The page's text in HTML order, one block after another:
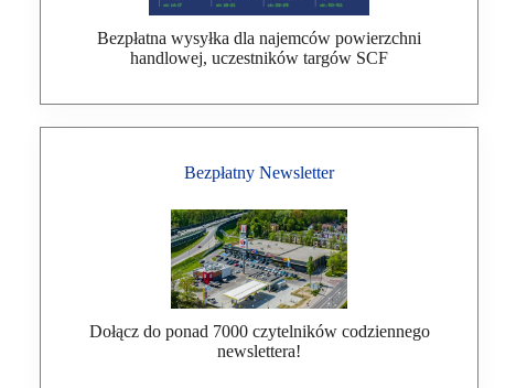
Bezpłatna wysyłka dla najemców powierzchni
handlowej, uczestników targów SCF
Bezpłatny Newsletter
Dołącz do ponad 7000 czytelników codziennego
newslettera!